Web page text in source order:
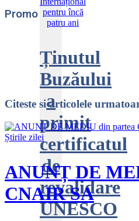
Ținutul
Buzăului
a
primit
certificatul
de
revalidare
UNESCO
Promo
Citeste si articolele
Știrile zilei
ANUNȚ DE
CNAIR SA